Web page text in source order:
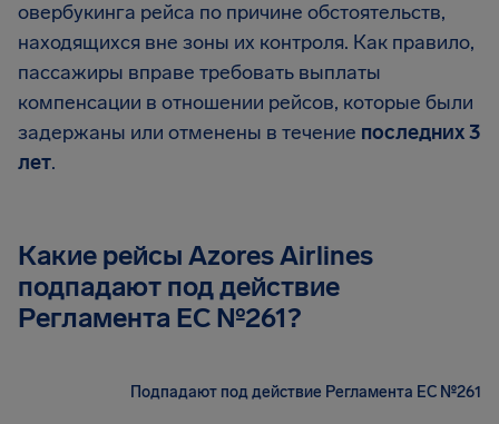
овербукинга рейса по причине обстоятельств,
находящихся вне зоны их контроля. Как правило,
пассажиры вправе требовать выплаты
компенсации в отношении рейсов, которые были
задержаны или отменены в течение последних 3
лет.
Какие рейсы Azores Airlines
подпадают под действие
Регламента EC №261?
Подпадают под действие Регламента ЕС №261